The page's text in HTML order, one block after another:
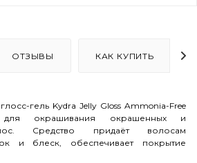
ОТЗЫВЫ КАК КУПИТЬ
гель Kydra Jelly Gloss Ammonia-Free
для окрашивания окрашенных и
Средство придаёт волосам
и блеск, обеспечивает покрытие